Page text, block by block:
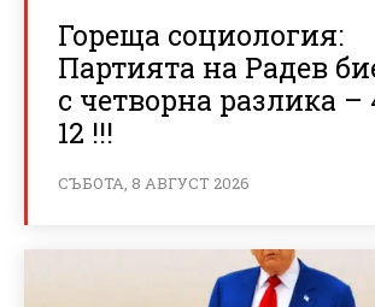
Гореща социология:
Партията на Радев
с четворна разлика –
12 !!!
СЪБОТА, 8 АВГУСТ 2026